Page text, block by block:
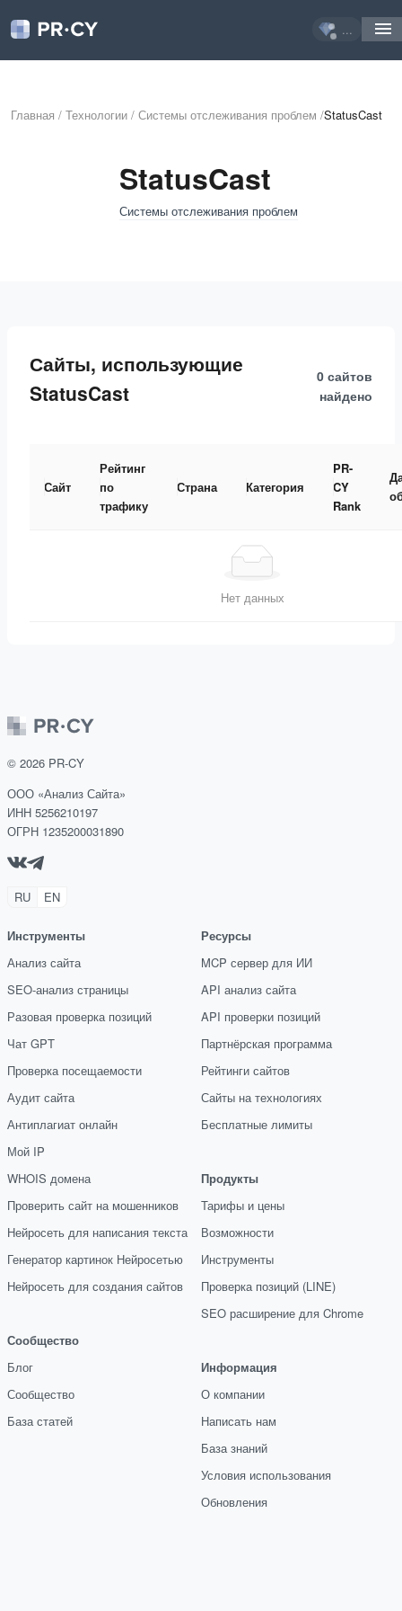
...
Главная / Технологии / Системы отслеживания проблем /StatusCast
StatusCast
Системы отслеживания проблем
Сайты, использующие
StatusCast
0 сайтов
найдено
Сайт
Рейтинг
по
трафику
Страна Категория
PR-
CY
Rank
Нет данных
© 2026 PR-CY
ООО «Анализ Сайта»
ИНН 5256210197
ОГРН 1235200031890
RU EN
Инструменты
Анализ сайта
SEO-анализ страницы
Разовая проверка позиций
Чат GPT
Проверка посещаемости
Аудит сайта
Антиплагиат онлайн
Мой IP
WHOIS домена
Проверить сайт на мошенников
Нейросеть для написания текста
Генератор картинок Нейросетью
Нейросеть для создания сайтов
Сообщество
Блог
Сообщество
База статей
Ресурсы
MCP сервер для ИИ
API анализ сайта
API проверки позиций
Партнёрская программа
Рейтинги сайтов
Сайты на технологиях
Бесплатные лимиты
Продукты
Тарифы и цены
Возможности
Инструменты
Проверка позиций (LINE)
SEO расширение для Chrome
Информация
О компании
Написать нам
База знаний
Условия использования
Обновления